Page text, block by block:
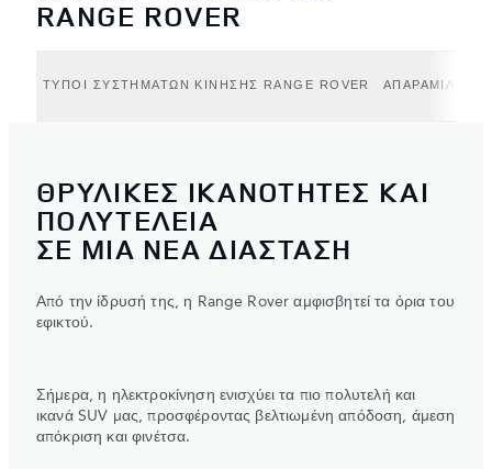
RANGE ROVER
ΤΥΠΟΙ ΣΥΣΤΗΜΑΤΩΝ ΚΙΝΗΣΗΣ RANGE ROVER ΑΠΑΡΑΜΙΛΛΗ
ΘΡΥΛΙΚΕΣ ΙΚΑΝΟΤΗΤΕΣ ΚΑΙ
ΠΟΛΥΤΕΛΕΙΑ
ΣΕ ΜΙΑ ΝΕΑ ΔΙΑΣΤΑΣΗ
Από την ίδρυσή της, η Range Rover αμφισβητεί τα όρια του
εφικτού.
Σήμερα, η ηλεκτροκίνηση ενισχύει τα πιο πολυτελή και
ικανά SUV μας, προσφέροντας βελτιωμένη απόδοση, άμεση
απόκριση και φινέτσα.